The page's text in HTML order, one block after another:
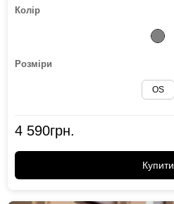
Колір
Розміри
OS
4 590грн.
Купити